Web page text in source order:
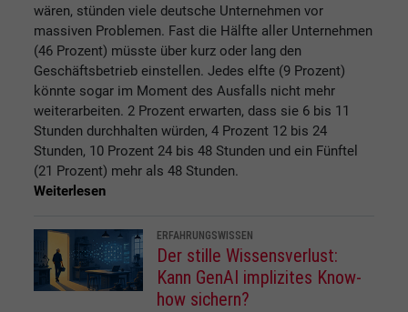
wären, stünden viele deutsche Unternehmen vor
massiven Problemen. Fast die Hälfte aller Unternehmen
(46 Prozent) müsste über kurz oder lang den
Geschäftsbetrieb einstellen. Jedes elfte (9 Prozent)
könnte sogar im Moment des Ausfalls nicht mehr
weiterarbeiten. 2 Prozent erwarten, dass sie 6 bis 11
Stunden durchhalten würden, 4 Prozent 12 bis 24
Stunden, 10 Prozent 24 bis 48 Stunden und ein Fünftel
(21 Prozent) mehr als 48 Stunden.
Weiterlesen
ERFAHRUNGSWISSEN
Der stille Wissensverlust:
Kann GenAI implizites Know-
how sichern?